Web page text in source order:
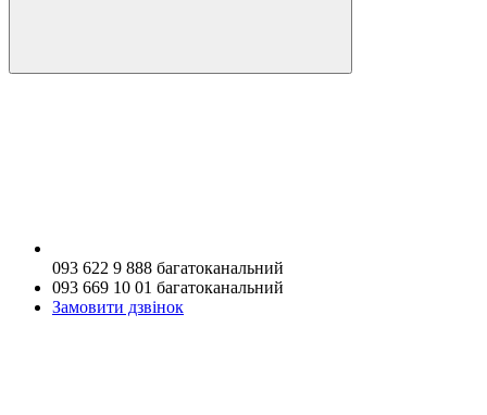
093 622 9 888 багатоканальний
093 669 10 01 багатоканальний
Замовити дзвінок